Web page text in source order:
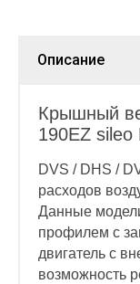
Крышный
190EZ sileo
DVS / DHS /
расходов
Данные
профилем с
двигатель с
возможность